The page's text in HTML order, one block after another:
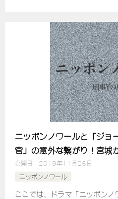
ニッポンノワールと「ジョ
官」の意外な繋がり！宮城
公開日： 2019年11月25日
ニッポンノワール
ここでは、ドラマ「ニッポン